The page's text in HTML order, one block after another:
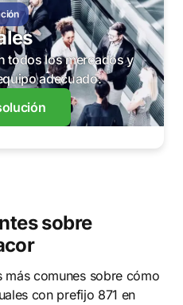
todos los mercados y
adecuado.
sobre
más comunes sobre cómo
con prefijo 871 en